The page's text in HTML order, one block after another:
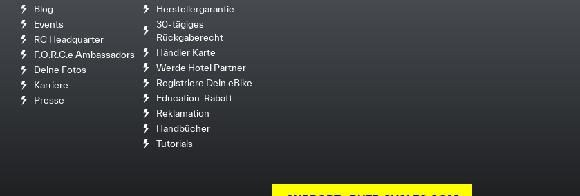
Blog
Events
RC Headquarter
F.O.R.C.e Ambassadors
Deine Fotos
Karriere
Presse
Herstellergarantie
30-tägiges
Rückgaberecht
Händler Karte
Werde Hotel Partner
Registriere Dein eBike
Education-Rabatt
Reklamation
Handbücher
Tutorials